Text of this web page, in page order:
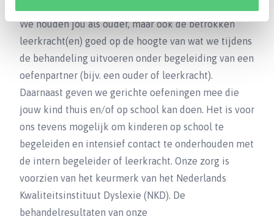
We houden jou als ouder, maar ook de betrokken
leerkracht(en) goed op de hoogte van wat we tijdens
de behandeling uitvoeren onder begeleiding van een
oefenpartner (bijv. een ouder of leerkracht).
Daarnaast geven we gerichte oefeningen mee die
jouw kind thuis en/of op school kan doen. Het is voor
ons tevens mogelijk om kinderen op school te
begeleiden en intensief contact te onderhouden met
de intern begeleider of leerkracht. Onze zorg is
voorzien van het keurmerk van het Nederlands
Kwaliteitsinstituut Dyslexie (NKD). De
behandelresultaten van onze